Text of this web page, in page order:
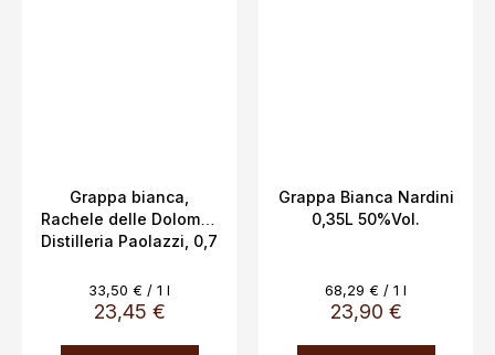
Grappa bianca,
Rachele delle Dolomiti,
Distilleria Paolazzi, 0,7
23,45 €
Evaluare
preţ:
33,50 € / 1 l
Grappa Bianca Nardini
0,35L 50%Vol.
23,90 €
Evaluare
preţ:
68,29 € / 1 l